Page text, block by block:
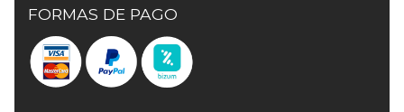
FORMAS DE PAGO